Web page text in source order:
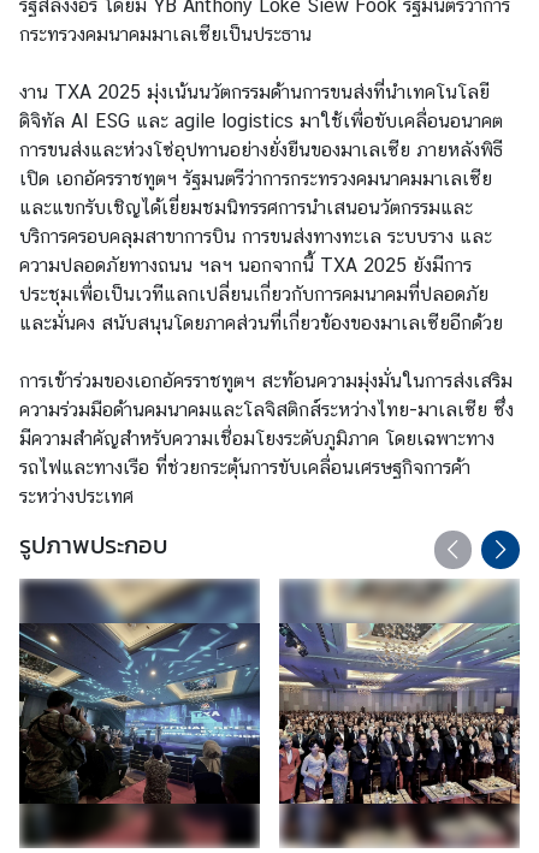
น
ย์
ข่
า
ว
ง
า
ก
ง
สุ
ล
(
o
n
u
l
a
r
S
e
v
รัฐสลังงอร์ โดยมี YB Anthony Loke Siew Fook รัฐมนตรีว่าการ
กระทรวงคมนาคมมาเลเซียเป็นประธาน
งาน TXA 2025 มุ่งเน้นนวัตกรรมด้านการขนส่งที่นำเทคโนโลยี
ดิจิทัล AI ESG และ agile logistics มาใช้เพื่อขับเคลื่อนอนาคต
การขนส่งและห่วงโซ่อุปทานอย่างยั่งยืนของมาเลเซีย ภายหลังพิธี
เปิด เอกอัครราชทูตฯ รัฐมนตรีว่าการกระทรวงคมนาคมมาเลเซีย
และแขกรับเชิญได้เยี่ยมชมนิทรรศการนำเสนอนวัตกรรมและ
บริการครอบคลุมสาขาการบิน การขนส่งทางทะเล ระบบราง และ
ความปลอดภัยทางถนน ฯลฯ นอกจากนี้ TXA 2025 ยังมีการ
ประชุมเพื่อเป็นเวทีแลกเปลี่ยนเกี่ยวกับการคมนาคมที่ปลอดภัย
และมั่นคง สนับสนุนโดยภาคส่วนที่เกี่ยวข้องของมาเลเซียอีกด้วย
การเข้าร่วมของเอกอัครราชทูตฯ สะท้อนความมุ่งมั่นในการส่งเสริม
ความร่วมมือด้านคมนาคมและโลจิสติกส์ระหว่างไทย-มาเลเซีย ซึ่ง
มีความสำคัญสำหรับความเชื่อมโยงระดับภูมิภาค โดยเฉพาะทาง
รถไฟและทางเรือ ที่ช่วยกระตุ้นการขับเคลื่อนเศรษฐกิจการค้า
ระหว่างประเทศ
รูปภาพประกอบ